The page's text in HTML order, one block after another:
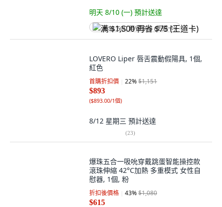
明天 8/10 (一) 預計送達
满 $1,500 再省 $75 (王道卡)
LOVERO Liper 唇舌震動假陽具, 1個,
紅色
首購折扣價 22%$1,151
$893
($893.00/1個)
8/12 星期三 預計送達
(23)
爆珠五合一吸吮穿戴跳蛋智能操控款
滾珠伸縮 42°C加熱 多重模式 女性自
慰器, 1個, 粉
折扣後價格 43%$1,080
$615